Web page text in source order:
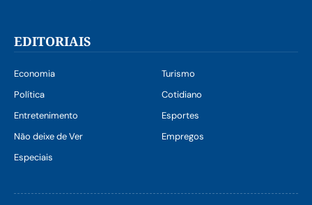
EDITORIAIS
Economia
Turismo
Política
Cotidiano
Entretenimento
Esportes
Não deixe de Ver
Empregos
Especiais